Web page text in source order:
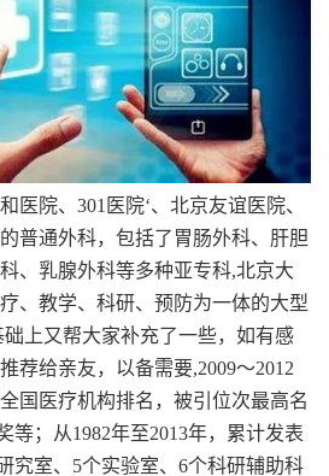
医院、301医院‘、北京友谊医院、
普通外科，包括了胃肠外科、肝胆
、乳腺外科等多种亚专科,北京大
、教学、科研、预防为一体的大型
上又帮大家补充了一些，如有感
荐给亲友，以备需要,2009～2012
国医疗机构排名，被引位次最高名
等；从1982年至2013年，累计发表
究室、5个实验室、6个科研辅助科